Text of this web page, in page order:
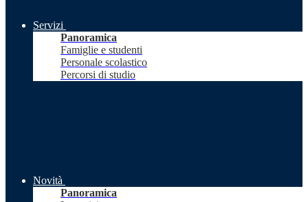
Servizi
Panoramica
Famiglie e studenti
Personale scolastico
Percorsi di studio
Novità
Panoramica